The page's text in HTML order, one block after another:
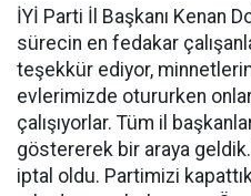
İYİ Parti İl Başkanı Kenan
sürecin en fedakar
teşekkür ediyor,
evlerimizde otururken
çalışıyorlar. Tüm il
göstererek bir araya
iptal oldu. Partimizi